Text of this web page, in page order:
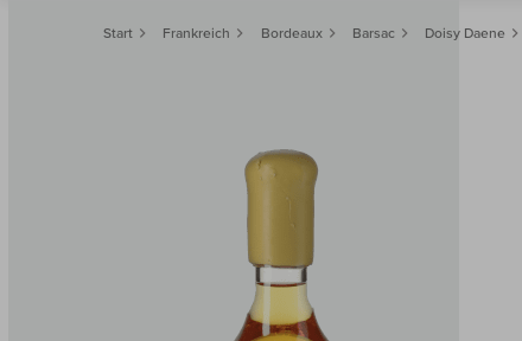
Start Frankreich Bordeaux Barsac Doisy Daene